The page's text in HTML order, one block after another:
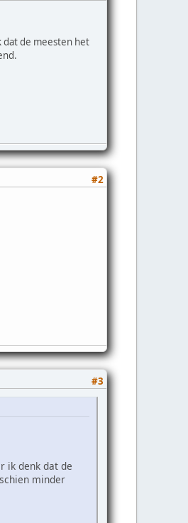
dat de meesten het
#2
#3
ik denk dat de
minder